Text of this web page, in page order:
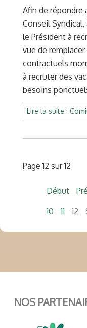
Afin de répondre
Conseil
le Président à
vue de
contractuels
à recruter des
besoins
Lire la suite :
Page 12 sur 12
Début
10
11 12
NOS